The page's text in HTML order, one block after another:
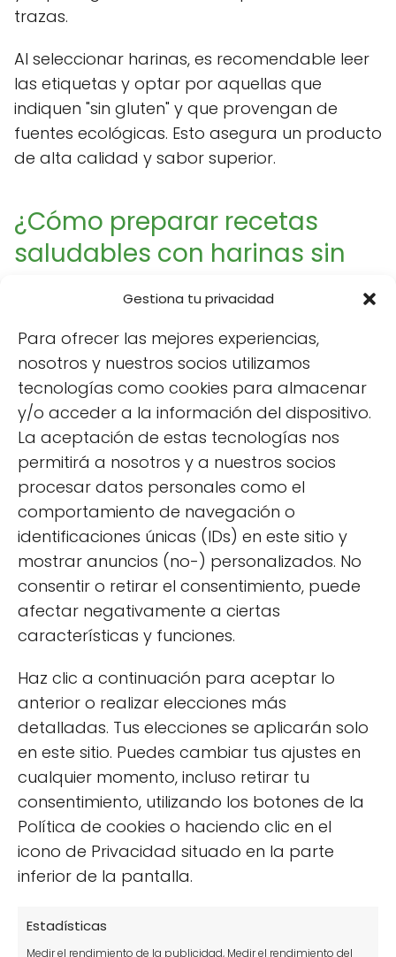
Gestiona tu privacidad
Para ofrecer las mejores experiencias,
nosotros y nuestros socios utilizamos
tecnologías como cookies para almacenar
y/o acceder a la información del dispositivo.
La aceptación de estas tecnologías nos
permitirá a nosotros y a nuestros socios
procesar datos personales como el
comportamiento de navegación o
identificaciones únicas (IDs) en este sitio y
mostrar anuncios (no-) personalizados. No
consentir o retirar el consentimiento, puede
afectar negativamente a ciertas
características y funciones.
Haz clic a continuación para aceptar lo
anterior o realizar elecciones más
detalladas. Tus elecciones se aplicarán solo
en este sitio. Puedes cambiar tus ajustes en
cualquier momento, incluso retirar tu
consentimiento, utilizando los botones de la
Política de cookies o haciendo clic en el
icono de Privacidad situado en la parte
inferior de la pantalla.
Estadísticas
Medir el rendimiento de la publicidad, Medir el rendimiento del
trazas.
Al seleccionar harinas, es recomendable leer
las etiquetas y optar por aquellas que
indiquen "sin gluten" y que provengan de
fuentes ecológicas. Esto asegura un producto
de alta calidad y sabor superior.
¿Cómo preparar recetas
saludables con harinas sin
Preparar recetas saludables con
harinas sin
gluten
es sencillo y divertido. Se pueden
hacer panes, bizcochos e incluso galletas.
Aquí te compartimos algunos consejos para
que tus preparaciones sean un éxito:
Asegúrate de combinar diferentes tipos
textura.